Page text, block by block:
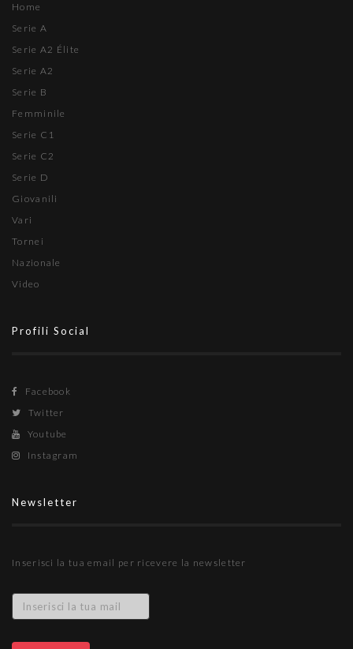
Home
Serie A
Serie A2 Élite
Serie A2
Serie B
Femminile
Serie C1
Serie C2
Serie D
Giovanili
Vari
Tornei
Nazionale
Video
Profili Social
Facebook
Twitter
Youtube
Instagram
Newsletter
Inserisci la tua email per ricevere la newsletter